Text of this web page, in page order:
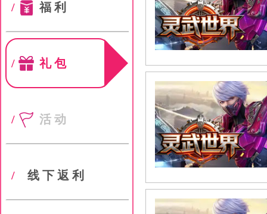
福利
/
礼包
/
活动
/
线下返利
/